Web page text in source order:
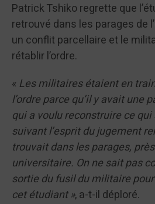
Patrick Tshiko regrette que
retrouvé dans les parages de
un conflit parcellaire et le
rétablir l’ordre.
« Les militaires étaient en
l’ordre parce qu’il y avait une
qui a voulu reconstruire ce
suivant l’esprit du jugement
trouvait dans les parages,
universitaire. On ne sait pas
sortie du fusil du militaire
cet étudiant », a-t-il déploré.